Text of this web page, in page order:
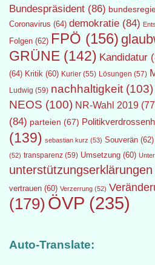
Bundespräsident (86)
Coronavirus (64) demokratie (84)
Folgen (62) FPÖ (156)
GRÜNE (142) Kandidatur
(64) Kritik (60) Kurier (55) Lösungen (57)
Ludwig (59) nachhaltigkeit (103)
NEOS (100) NR-Wahl 2019
(84) parteien (67)
(139) sebastian kurz (53) Souverän (62)
(52) transparenz (59) Umsetzung (60)
unterstützungserklärungen
vertrauen (60) Verzerrung (52)
(179) ÖVP (235)
Auto-Translate: